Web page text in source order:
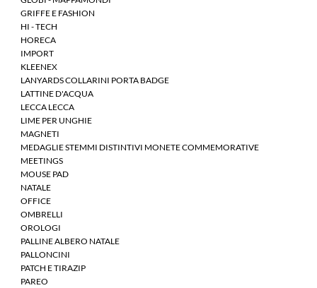
GRIFFE E FASHION
HI - TECH
HORECA
IMPORT
KLEENEX
LANYARDS COLLARINI PORTA BADGE
LATTINE D'ACQUA
LECCA LECCA
LIME PER UNGHIE
MAGNETI
MEDAGLIE STEMMI DISTINTIVI MONETE COMMEMORATIVE
MEETINGS
MOUSE PAD
NATALE
OFFICE
OMBRELLI
OROLOGI
PALLINE ALBERO NATALE
PALLONCINI
PATCH E TIRAZIP
PAREO